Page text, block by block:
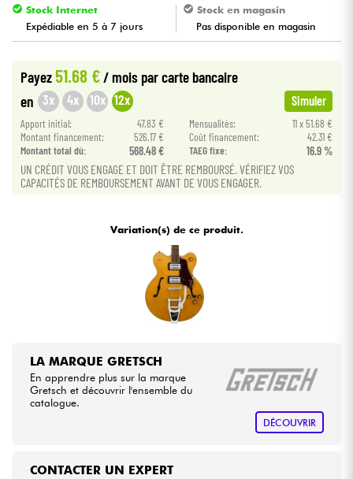
Violons & Quatuor
Câbles & Access.
HiFi
Packs
Stock Internet
Expédiable en 5 à 7 jours
Stock en magasin
Pas disponible en magasin
Payez51.68 €/ mois par carte bancaire
en 3x 4x 10x 12x Simuler
Apport initial: 47.83 € Mensualités:
11 x 51.68 €
Montant financement:
526.17 € Coût financement:
42.31 €
Montant total dù:
568.48 € TAEG fixe: 16.9 %
UN CRÉDIT VOUS ENGAGE ET DOIT ÊTRE REMBOURSÉ. VÉRIFIEZ VOS
CAPACITÉS DE REMBOURSEMENT AVANT DE VOUS ENGAGER.
Variation(s) de ce produit.
LA MARQUE GRETSCH
En apprendre plus sur la marque
Gretsch et découvrir l'ensemble du
catalogue.
DÉCOUVRIR
CONTACTER UN EXPERT